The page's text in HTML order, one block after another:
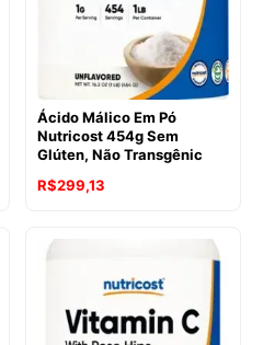
Ácido Málico Em Pó
Nutricost 454g Sem
Glúten, Não Transgênic
R$299,13